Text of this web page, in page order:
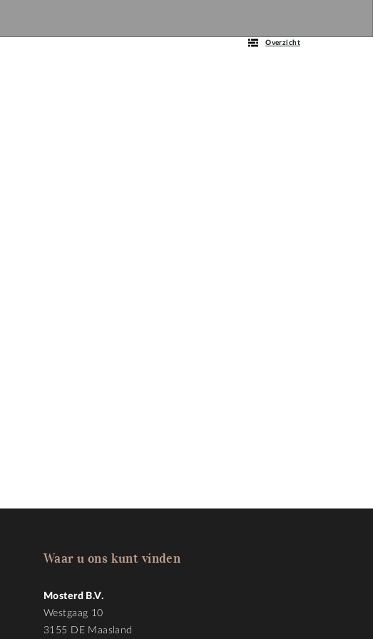
Overzicht
Waar u ons kunt vinden
Mosterd B.V.
Westgaag 10
3155 DE Maasland